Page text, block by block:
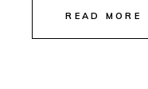
READ MORE